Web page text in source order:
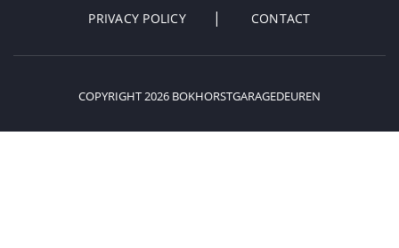
PRIVACY POLICY CONTACT
COPYRIGHT 2026 BOKHORSTGARAGEDEUREN